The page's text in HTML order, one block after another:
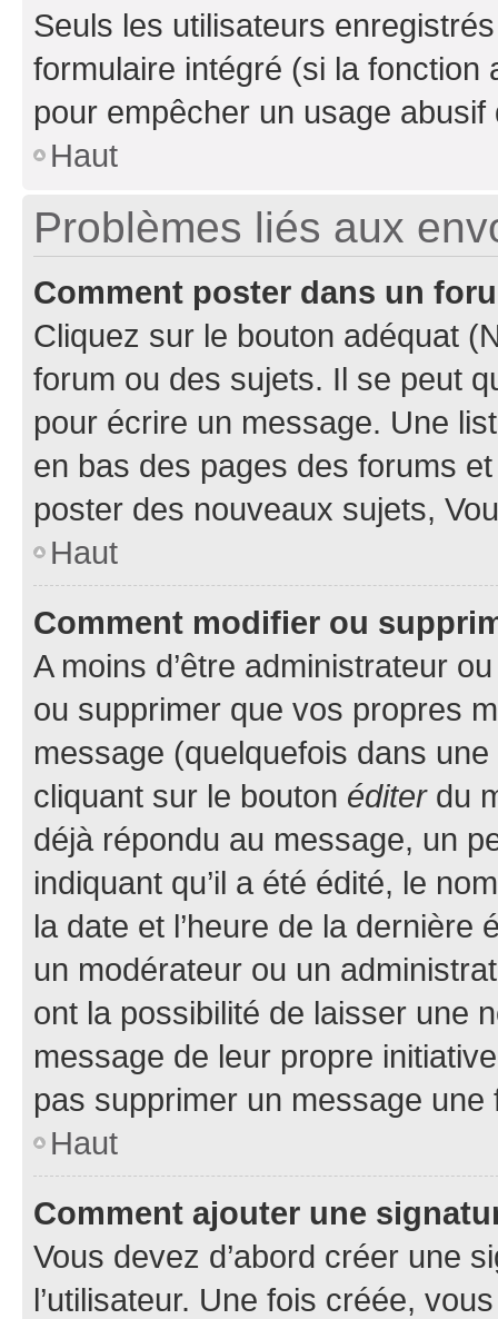
Seuls les utilisateurs
formulaire intégré (si la fonction
pour empêcher un usage
Haut
Problèmes liés aux
Comment poster dans un
Cliquez sur le bouton adéquat
forum ou des sujets. Il se peut
pour écrire un message. Une
en bas des pages des forums
poster des nouveaux sujets,
Haut
Comment modifier ou
A moins d’être administrateur
ou supprimer que vos propres
message (quelquefois dans
cliquant sur le bouton éditerdu
déjà répondu au message, un
indiquant qu’il a été édité, le
la date et l’heure de la dernière
un modérateur ou un
ont la possibilité de laisser une
message de leur propre
pas supprimer un message une
Haut
Comment ajouter une
Vous devez d’abord créer une
l’utilisateur. Une fois créée,